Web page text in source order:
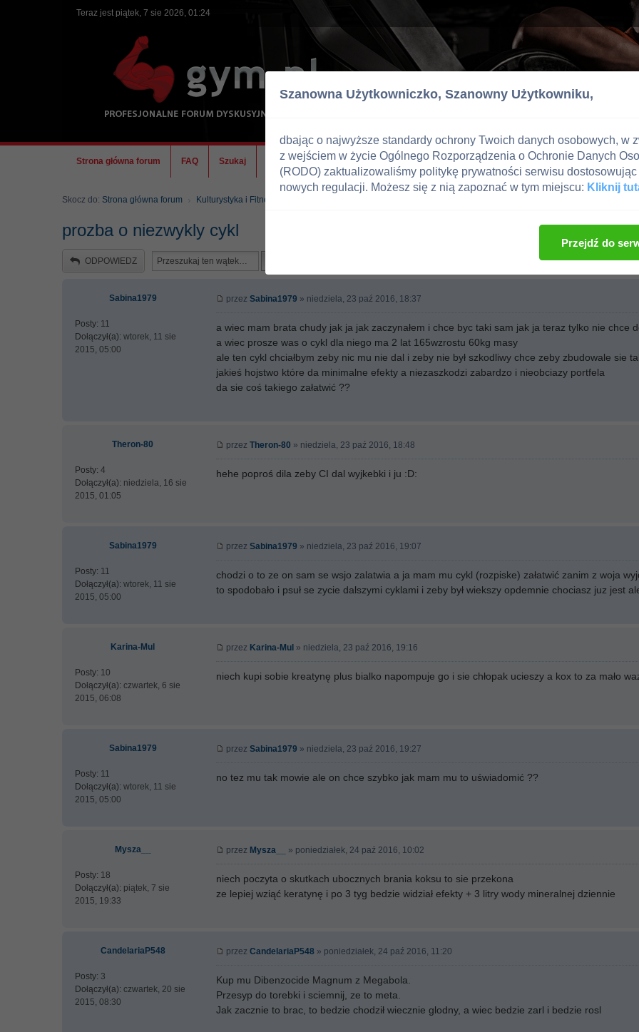
Teraz jest piątek, 7 sie 2026, 01:24
Strona główna forum FAQ Szukaj Ekipa
Skocz do: Strona główna forum Kulturystyka i Fitness
prozba o niezwykly cykl
ODPOWIEDZ
Sabina1979
Posty: 11
Dołączył(a): wtorek, 11 sie
2015, 05:00
przez Sabina1979 » niedziela, 23 paź 2016, 18:37
a wiec mam brata chudy jak ja jak zaczynałem i chce byc taki sam jak ja teraz tylko nie chce
a wiec prosze was o cykl dla niego ma 2 lat 165wzrostu 60kg masy
ale ten cykl chciałbym zeby nic mu nie dal i zeby nie był szkodliwy chce zeby zbudowale sie
jakieś hojstwo które da minimalne efekty a niezaszkodzi zabardzo i nieobciazy portfela
da sie coś takiego załatwić ??
Theron-80
Posty: 4
Dołączył(a): niedziela, 16 sie
2015, 01:05
przez Theron-80 » niedziela, 23 paź 2016, 18:48
hehe poproś dila zeby CI dal wyjkebki i ju :D:
Sabina1979
Posty: 11
Dołączył(a): wtorek, 11 sie
2015, 05:00
przez Sabina1979 » niedziela, 23 paź 2016, 19:07
chodzi o to ze on sam se wsjo zalatwia a ja mam mu cykl (rozpiske) załatwić zanim z woja
to spodobało i psuł se zycie dalszymi cyklami i zeby był wiekszy opdemnie chociasz juz jest
Karina-Mul
Posty: 10
Dołączył(a): czwartek, 6 sie
2015, 06:08
przez Karina-Mul » niedziela, 23 paź 2016, 19:16
niech kupi sobie kreatynę plus bialko napompuje go i sie chłopak ucieszy a kox to za mało
Sabina1979
Posty: 11
Dołączył(a): wtorek, 11 sie
2015, 05:00
przez Sabina1979 » niedziela, 23 paź 2016, 19:27
no tez mu tak mowie ale on chce szybko jak mam mu to uświadomić ??
Mysza__
Posty: 18
Dołączył(a): piątek, 7 sie
2015, 19:33
przez Mysza__ » poniedziałek, 24 paź 2016, 10:02
niech poczyta o skutkach ubocznych brania koksu to sie przekona
ze lepiej wziąć keratynę i po 3 tyg bedzie widział efekty + 3 litry wody mineralnej dziennie
CandelariaP548
Posty: 3
Dołączył(a): czwartek, 20 sie
2015, 08:30
przez CandelariaP548 » poniedziałek, 24 paź 2016, 11:20
Kup mu Dibenzocide Magnum z Megabola.
Przesyp do torebki i sciemnij, ze to meta.
Jak zacznie to brac, to bedzie chodził wiecznie glodny, a wiec bedzie zarl i bedzie rosl
Szanowna Użytkowniczko, Szanowny Użytkowniku,
dbając o najwyższe standardy ochrony Twoich danych osobowych, w
z wejściem w życie Ogólnego Rozporządzenia o Ochronie Danych
(RODO) zaktualizowaliśmy politykę prywatności serwisu
nowych regulacji. Możesz się z nią zapoznać w tym miejscu: Kliknij
Przejdź do